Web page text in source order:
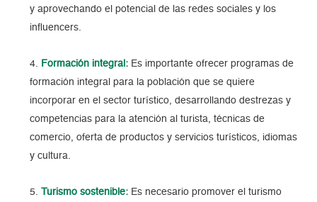
y aprovechando el potencial de las redes sociales y los
influencers.
Formación integral: Es importante ofrecer programas de
formación integral para la población que se quiere
incorporar en el sector turístico, desarrollando destrezas y
competencias para la atención al turista, técnicas de
comercio, oferta de productos y servicios turísticos, idiomas
y cultura.
Turismo sostenible: Es necesario promover el turismo